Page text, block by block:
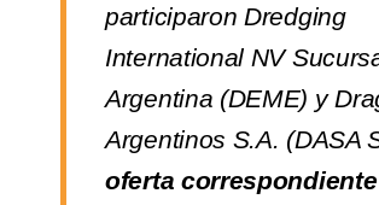
participaron Dredging
International NV
Argentina (DEME) y
Argentinos S.A. (DASA
oferta correspondiente